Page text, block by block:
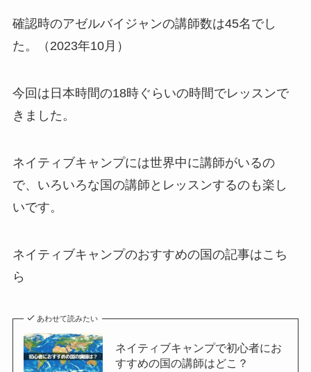
確認時のアゼルバイジャンの講師数は45名でし
た。（2023年10月）
今回は日本時間の18時ぐらいの時間でレッスンで
きました。
ネイティブキャンプには世界中に講師がいるの
で、いろいろな国の講師とレッスンするのも楽し
いです。
ネイティブキャンプのおすすめの国の記事はこち
ら
あわせて読みたい
ネイティブキャンプで初心者にお
すすめの国の講師はどこ？